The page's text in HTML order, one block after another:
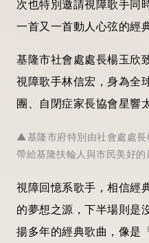
次也特別邀請視障歌手同
一首又一首動人心弦的經
基隆市社會處處長楊玉欣
視障歌手林信宏，身為全
團、自閉症家長協會星響
▲基隆市府特別由社會處處長
帶給基隆扶輪人與市民美好
視障回憶系歌手，相信經
的夢想之源，下半場則是
揚多年的經典歌曲，像是